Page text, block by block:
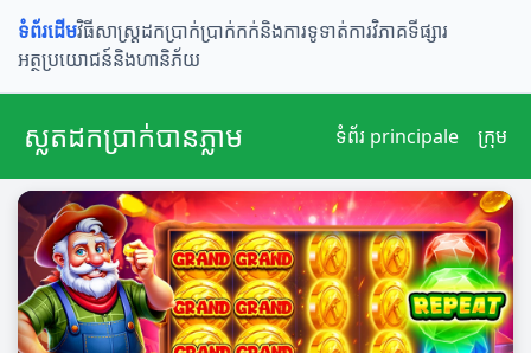
ទំព័រដើមវិធីសាស្រ្តដកប្រាក់ប្រាក់កក់និងការទូទាត់ការវិភាគទីផ្សារ
អត្ថប្រយោជន៍និងហានិភ័យ
ស្លតដកប្រាក់បានភ្លាម ទំព័រ principale ក្រុម